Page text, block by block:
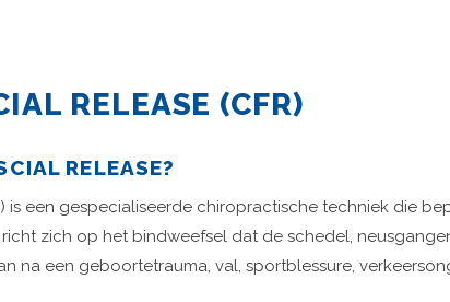
RELEASE (CFR)
RELEASE?
is een gespecialiseerde chiropractische techniek die
zich op het bindweefsel dat de schedel,
na een geboortetrauma, val, sportblessure,